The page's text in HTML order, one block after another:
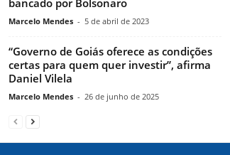
bancado por Bolsonaro
Marcelo Mendes - 5 de abril de 2023
“Governo de Goiás oferece as condições
certas para quem quer investir”, afirma
Daniel Vilela
Marcelo Mendes - 26 de junho de 2025